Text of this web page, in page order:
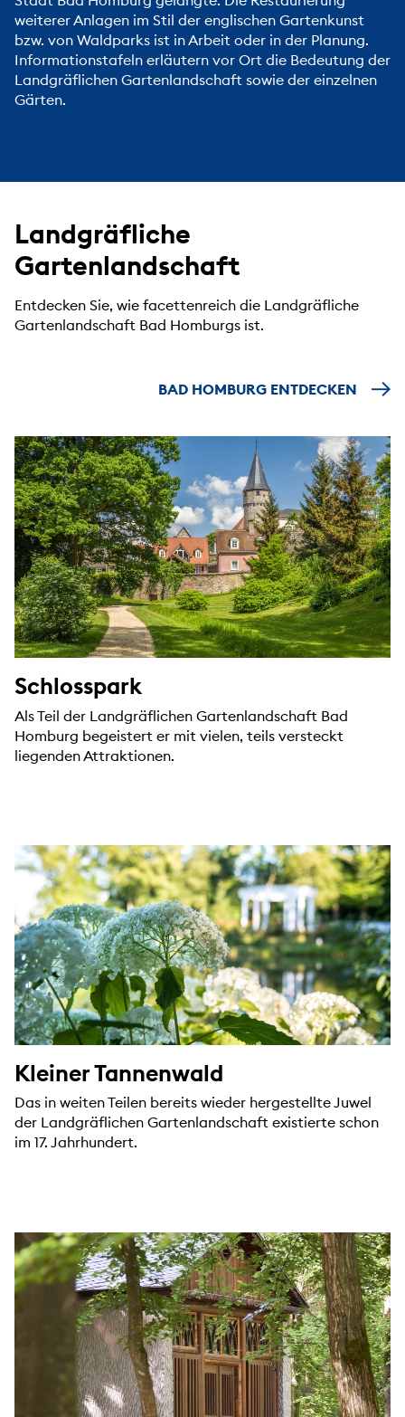
weiterer Anlagen im Stil der englischen Gartenkunst
bzw. von Waldparks ist in Arbeit oder in der Planung.
Informationstafeln erläutern vor Ort die Bedeutung der
Landgräflichen Gartenlandschaft sowie der einzelnen
Gärten.
Landgräfliche
Gartenlandschaft
Entdecken Sie, wie facettenreich die Landgräfliche
Gartenlandschaft Bad Homburgs ist.
BAD HOMBURG ENTDECKEN
Schlosspark
Als Teil der Landgräflichen Gartenlandschaft Bad
Homburg begeistert er mit vielen, teils versteckt
liegenden Attraktionen.
Kleiner Tannenwald
Das in weiten Teilen bereits wieder hergestellte Juwel
der Landgräflichen Gartenlandschaft existierte schon
im 17. Jahrhundert.